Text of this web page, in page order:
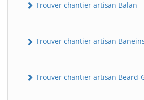
Trouver chantier artisan Balan
Trouver chantier artisan Baneins
Trouver chantier artisan Béard-